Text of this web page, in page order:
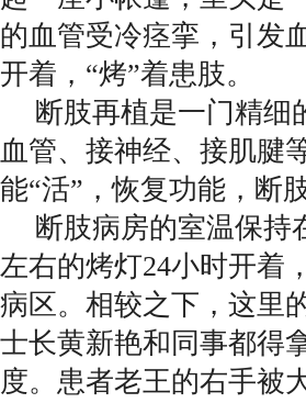
的血管受冷痉挛，引发
开着，“烤”着患肢。
断肢再植是一门精细
血管、接神经、接肌腱
能“活”，恢复功能，断
断肢病房的室温保
左右的烤灯24小时开着
病区。相较之下，这里
士长黄新艳和同事都得
度。患者老王的右手被